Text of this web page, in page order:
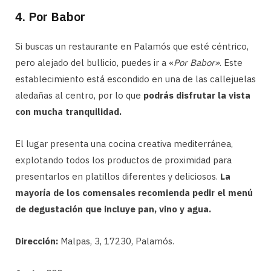
4. Por Babor
Si buscas un restaurante en Palamós que esté céntrico,
pero alejado del bullicio, puedes ir a «Por Babor». Este
establecimiento está escondido en una de las callejuelas
aledañas al centro, por lo que podrás disfrutar la vista
con mucha tranquilidad.
El lugar presenta una cocina creativa mediterránea,
explotando todos los productos de proximidad para
presentarlos en platillos diferentes y deliciosos. La
mayoría de los comensales recomienda pedir el menú
de degustación que incluye pan, vino y agua.
Dirección: Malpas, 3, 17230, Palamós.